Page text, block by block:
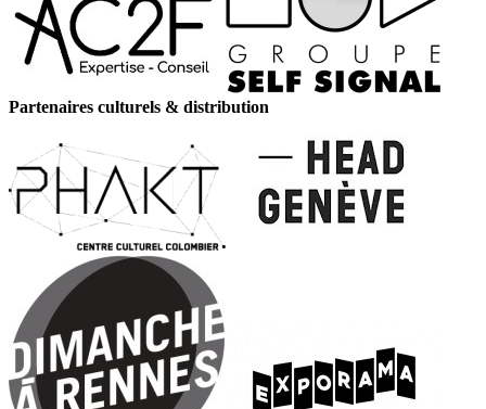
Partenaires culturels & distribution